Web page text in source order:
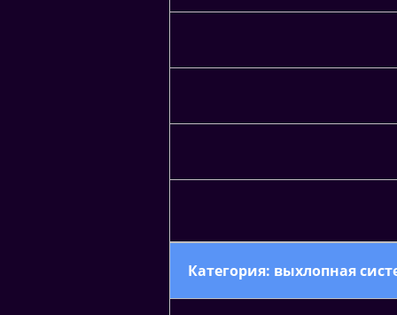
Категория: выхлопная